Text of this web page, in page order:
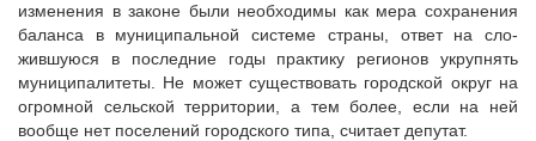
Опыт регионов
Методические материалы
Опыт муниципалитетов
Судебная практика
изменения в законе были необходимы как мера сохране­ния
баланса в муниципальной системе страны, ответ на сло­
жившуюся в последние годы практику регионов укрупнять
муниципалитеты. Не может су­ществовать городской округ на
огромной сельской территории, а тем более, если на ней
вообще нет поселений городского типа, считает депутат.